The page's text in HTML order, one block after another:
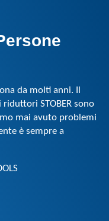
da molti anni. Il
STOBER sono
mai avuto problemi
è sempre a